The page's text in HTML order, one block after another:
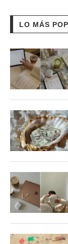
LO MÁS